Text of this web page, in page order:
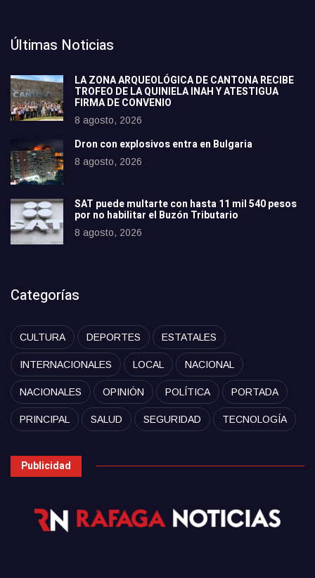
Últimas Noticias
LA ZONA ARQUEOLÓGICA DE CANTONA RECIBE
TROFEO DE LA QUINIELA INAH Y ATESTIGUA
FIRMA DE CONVENIO
8 agosto, 2026
Dron con explosivos entra en Bulgaria
8 agosto, 2026
SAT puede multarte con hasta 11 mil 540 pesos
por no habilitar el Buzón Tributario
8 agosto, 2026
Categorías
CULTURA DEPORTES ESTATALES
INTERNACIONALES LOCAL NACIONAL
NACIONALES OPINIÓN POLÍTICA PORTADA
PRINCIPAL SALUD SEGURIDAD TECNOLOGÍA
Publicidad